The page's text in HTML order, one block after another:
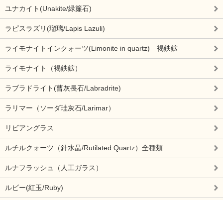
ユナカイト(Unakite/緑簾石)
ラピスラズリ(瑠璃/Lapis Lazuli)
ライモナイトインクォーツ(Limonite in quartz) 褐鉄鉱
ライモナイト（褐鉄鉱）
ラブラドライト(曹灰長石/Labradrite)
ラリマー（ソーダ珪灰石/Larimar）
リビアングラス
ルチルクォーツ（針水晶/Rutilated Quartz）全種類
ルナフラッシュ（人工ガラス）
ルビー(紅玉/Ruby)